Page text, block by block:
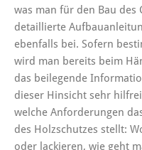
was man für den Bau des
detaillierte
ebenfalls bei. Sofern
wird man bereits beim
das beilegende
dieser Hinsicht sehr
welche Anforderungen
des Holzschutzes stellt:
oder lackieren, wie geht